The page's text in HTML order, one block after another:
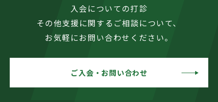
入会についての打診
その他支援に関するご相談について、
お気軽にお問い合わせください。
ご入会・お問い合わせ